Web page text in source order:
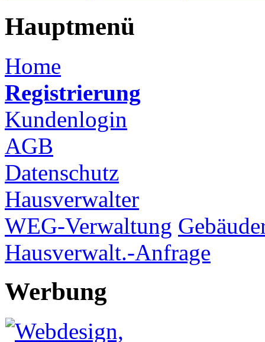
Hauptmenü
Home
Registrierung
Kundenlogin
AGB
Datenschutz
Hausverwalter
WEG-Verwaltung
Hausverwalt.-Anfrage
Werbung